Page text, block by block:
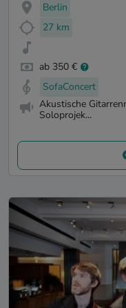
Berlin
27 km
ab 350 €
SofaConcert
Akustische
Soloprojek...